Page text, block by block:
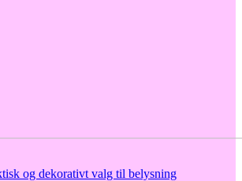
og dekorativt valg til belysning